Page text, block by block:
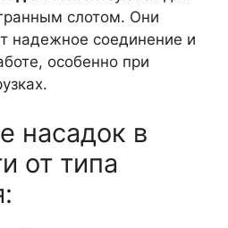
слотом. Они
надежное соединение и
особенно при
насадок в
от типа